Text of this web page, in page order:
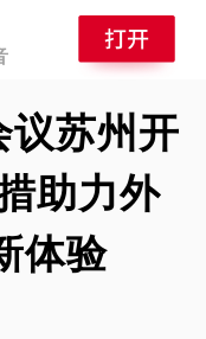
苏州开
助力外
体验